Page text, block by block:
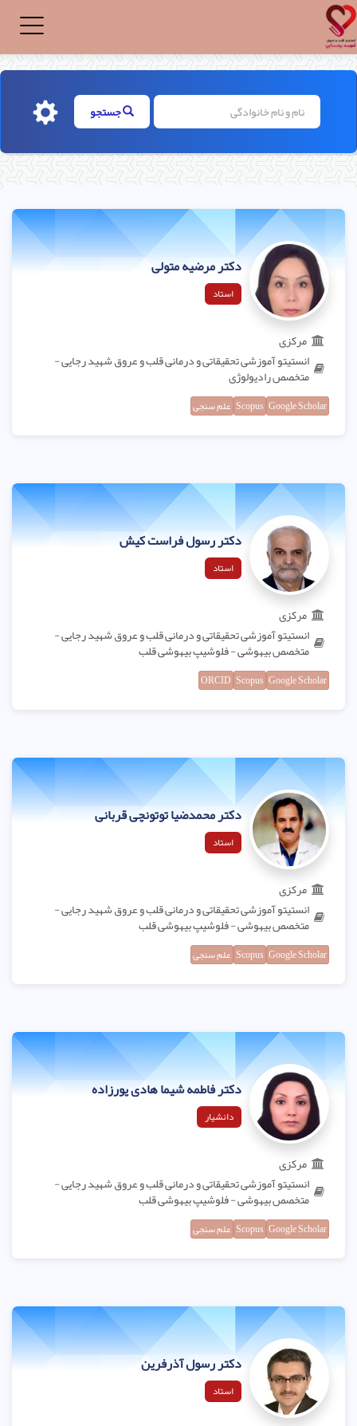
جستجو
دکتر مرضیه متولی
استاد
مرکزی
انستیتو آموزشی تحقیقاتی و درمانی قلب و عروق شهید رجایی -
متخصص رادیولوژی
Google Scholar
Scopus علم سنجی
دکتر رسول فراست کیش
استاد
مرکزی
انستیتو آموزشی تحقیقاتی و درمانی قلب و عروق شهید رجایی -
متخصص بیهوشی - فلوشیپ بیهوشی قلب
Google Scholar
Scopus
ORCID
دکتر محمدضیا توتونچی قربانی
استاد
مرکزی
انستیتو آموزشی تحقیقاتی و درمانی قلب و عروق شهید رجایی -
متخصص بیهوشی - فلوشیپ بیهوشی قلب
Google Scholar
Scopus علم سنجی
دکتر فاطمه شیما هادی پورزاده
دانشیار
مرکزی
انستیتو آموزشی تحقیقاتی و درمانی قلب و عروق شهید رجایی -
متخصص بیهوشی - فلوشیپ بیهوشی قلب
Google Scholar
Scopus علم سنجی
دکتر رسول آذرفرین
استاد